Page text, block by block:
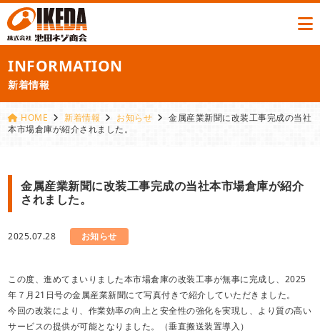
INFORMATION
新着情報
HOME 新着情報 お知らせ
金属産業新聞に改装工事完成の当社
本市場倉庫が紹介されました。
金属産業新聞に改装工事完成の当社本市場倉庫が紹介
されました。
2025.07.28 お知らせ
この度、進めてまいりました本市場倉庫の改装工事が無事に完成し、2025
年７月21日号の金属産業新聞にて写真付きで紹介していただきました。
今回の改装により、作業効率の向上と安全性の強化を実現し、より質の高い
サービスの提供が可能となりました。（垂直搬送装置導入）